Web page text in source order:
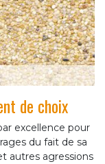
de choix
excellence pour
du fait de sa
autres agressions